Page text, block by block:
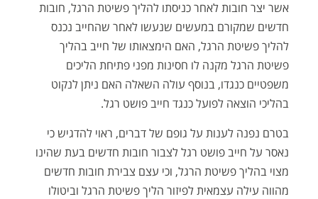
אשר יצר חובות לאחר כניסתו להליך פשיטת הרגל, חובות
חדשים שמקורם במעשים שנעשו לאחר שהחייב נכנס
להליך פשיטת הרגל, האם הימצאותו של חייב בהליך
פשיטת הרגל מקנה לו חסינות מפני פתיחת הליכים
משפטיים כנגדו, בנוסף עולה השאלה האם ניתן לנקוט
בהליכי הוצאה לפועל כנגד חייב פושט רגל.
בטרם נפנה לענות על גופם של דברים, ראוי להדגיש כי
נאסר על חייב פושט רגל לצבור חובות חדשים בעת שהינו
מצוי בהליך פשיטת הרגל, וכי עצם צבירת חובות חדשים
מהווה עילה עצמאית לפיזור הליך פשיטת הרגל וביטולו